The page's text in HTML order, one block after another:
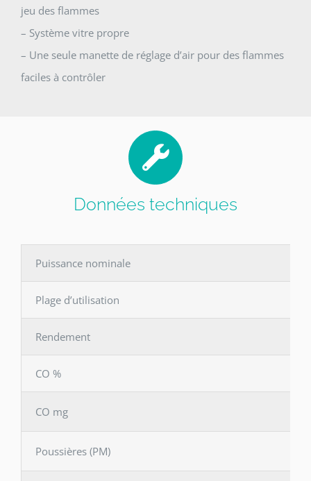
jeu des flammes
– Système vitre propre
– Une seule manette de réglage d’air pour des flammes
faciles à contrôler
Données techniques
Puissance nominale
Plage d’utilisation
Rendement
CO %
CO mg
Poussières (PM)